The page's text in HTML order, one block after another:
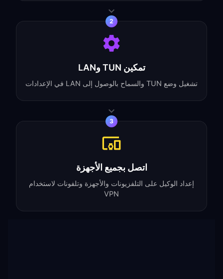
2
تمكين TUN وLAN
تشغيل وضع TUN والسماح بالوصول إلى LAN في الإعدادات
3
اتصل بجميع الأجهزة
إعداد الوكيل على التلفزيونات والأجهزة وتلفونات لاستخدام
VPN